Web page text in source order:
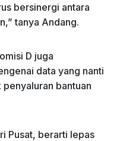
bersinergi antara
tanya Andang.
D juga
data yang nanti
bantuan
Pusat, berarti lepas